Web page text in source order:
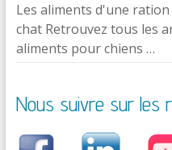
Les aliments d'une
chat Retrouvez tous les
aliments pour chiens …
Nous suivre sur les